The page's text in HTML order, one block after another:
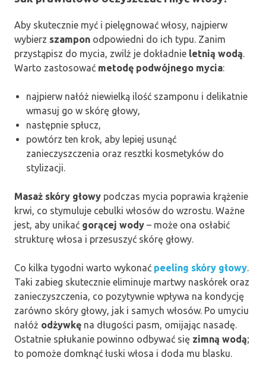
Aby skutecznie myć i pielęgnować włosy, najpierw
wybierz szampon odpowiedni do ich typu. Zanim
przystąpisz do mycia, zwilż je dokładnie letnią wodą.
Warto zastosować metodę podwójnego mycia:
najpierw nałóż niewielką ilość szamponu i delikatnie
wmasuj go w skórę głowy,
następnie spłucz,
powtórz ten krok, aby lepiej usunąć
zanieczyszczenia oraz resztki kosmetyków do
stylizacji.
Masaż skóry głowy podczas mycia poprawia krążenie
krwi, co stymuluje cebulki włosów do wzrostu. Ważne
jest, aby unikać gorącej wody – może ona osłabić
strukturę włosa i przesuszyć skórę głowy.
Co kilka tygodni warto wykonać peeling skóry głowy.
Taki zabieg skutecznie eliminuje martwy naskórek oraz
zanieczyszczenia, co pozytywnie wpływa na kondycję
zarówno skóry głowy, jak i samych włosów. Po umyciu
nałóż odżywkę na długości pasm, omijając nasadę.
Ostatnie spłukanie powinno odbywać się zimną wodą;
to pomoże domknąć łuski włosa i doda mu blasku.